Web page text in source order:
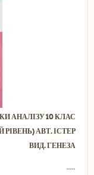
АНАЛІЗУ 10 КЛАС
АВТ. ІСТЕР
ВИД. ГЕНЕЗА
.....